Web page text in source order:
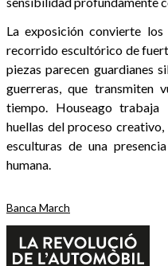
La exposición convierte
recorrido escultórico de
piezas parecen guardianes
guerreras, que transmiten
tiempo. Houseago
huellas del proceso
esculturas de una
humana.
Banca March